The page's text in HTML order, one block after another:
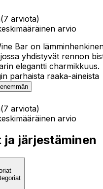
(7 arviota)
arvio
Bar on
yhdistyvät rennon
elegantti charmikkuus.
parhaista raaka-aineista
(7 arviota)
arvio
järjestäminen